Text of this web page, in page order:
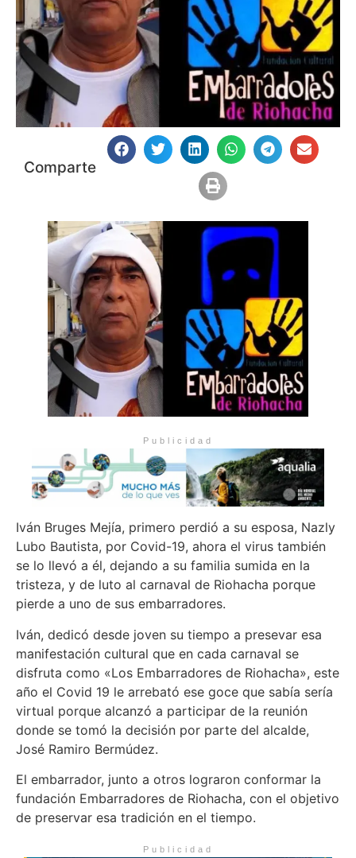
Comparte
Publicidad
Iván Bruges Mejía, primero perdió a su esposa, Nazly
Lubo Bautista, por Covid-19, ahora el virus también
se lo llevó a él, dejando a su familia sumida en la
tristeza, y de luto al carnaval de Riohacha porque
pierde a uno de sus embarradores.
Iván, dedicó desde joven su tiempo a presevar esa
manifestación cultural que en cada carnaval se
disfruta como «Los Embarradores de Riohacha», este
año el Covid 19 le arrebató ese goce que sabía sería
virtual porque alcanzó a participar de la reunión
donde se tomó la decisión por parte del alcalde,
José Ramiro Bermúdez.
El embarrador, junto a otros lograron conformar la
fundación Embarradores de Riohacha, con el objetivo
de preservar esa tradición en el tiempo.
Publicidad